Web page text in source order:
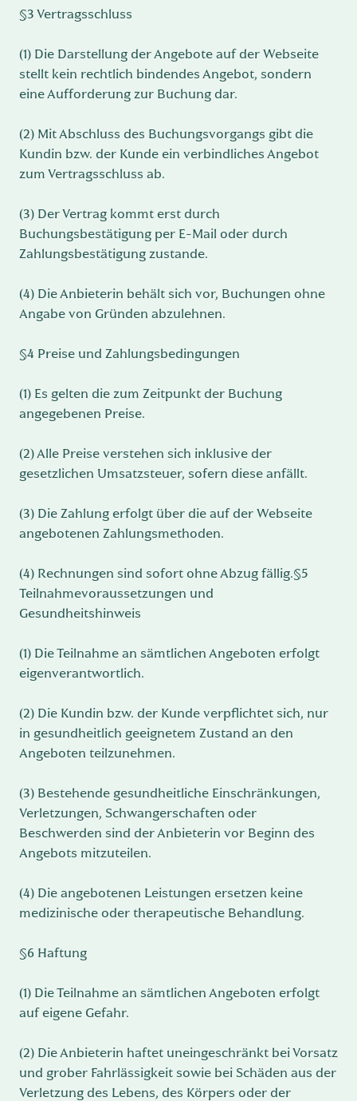
§3 Vertragsschluss
(1) Die Darstellung der Angebote auf der Webseite
stellt kein rechtlich bindendes Angebot, sondern
eine Aufforderung zur Buchung dar.
(2) Mit Abschluss des Buchungsvorgangs gibt die
Kundin bzw. der Kunde ein verbindliches Angebot
zum Vertragsschluss ab.
(3) Der Vertrag kommt erst durch
Buchungsbestätigung per E-Mail oder durch
Zahlungsbestätigung zustande.
(4) Die Anbieterin behält sich vor, Buchungen ohne
Angabe von Gründen abzulehnen.
§4 Preise und Zahlungsbedingungen
(1) Es gelten die zum Zeitpunkt der Buchung
angegebenen Preise.
(2) Alle Preise verstehen sich inklusive der
gesetzlichen Umsatzsteuer, sofern diese anfällt.
(3) Die Zahlung erfolgt über die auf der Webseite
angebotenen Zahlungsmethoden.
(4) Rechnungen sind sofort ohne Abzug fällig.§5
Teilnahmevoraussetzungen und
Gesundheitshinweis
(1) Die Teilnahme an sämtlichen Angeboten erfolgt
eigenverantwortlich.
(2) Die Kundin bzw. der Kunde verpflichtet sich, nur
in gesundheitlich geeignetem Zustand an den
Angeboten teilzunehmen.
(3) Bestehende gesundheitliche Einschränkungen,
Verletzungen, Schwangerschaften oder
Beschwerden sind der Anbieterin vor Beginn des
Angebots mitzuteilen.
(4) Die angebotenen Leistungen ersetzen keine
medizinische oder therapeutische Behandlung.
§6 Haftung
(1) Die Teilnahme an sämtlichen Angeboten erfolgt
auf eigene Gefahr.
(2) Die Anbieterin haftet uneingeschränkt bei Vorsatz
und grober Fahrlässigkeit sowie bei Schäden aus der
Verletzung des Lebens, des Körpers oder der